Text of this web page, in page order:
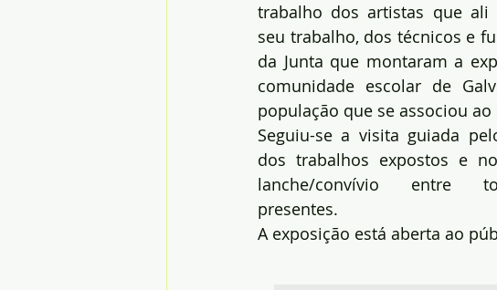
trabalho dos artistas que ali
seu trabalho, dos técnicos e
da Junta que montaram a
comunidade escolar de
população que se associou ao
Seguiu-se a visita guiada
dos trabalhos expostos e
lanche/convívio entre
presentes.
A exposição está aberta ao